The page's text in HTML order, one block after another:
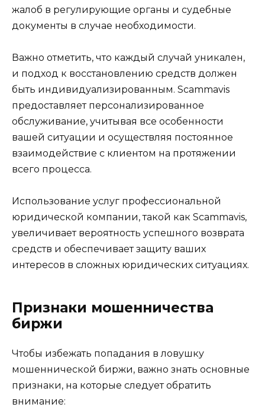
жалоб в регулирующие органы и судебные
документы в случае необходимости.
Важно отметить, что каждый случай уникален,
и подход к восстановлению средств должен
быть индивидуализированным. Scammavis
предоставляет персонализированное
обслуживание, учитывая все особенности
вашей ситуации и осуществляя постоянное
взаимодействие с клиентом на протяжении
всего процесса.
Использование услуг профессиональной
юридической компании, такой как Scammavis,
увеличивает вероятность успешного возврата
средств и обеспечивает защиту ваших
интересов в сложных юридических ситуациях.
Признаки мошенничества
биржи
Чтобы избежать попадания в ловушку
мошеннической биржи, важно знать основные
признаки, на которые следует обратить
внимание: